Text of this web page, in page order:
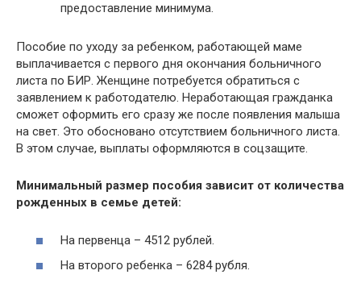
предоставление минимума.
Пособие по уходу за ребенком, работающей маме
выплачивается с первого дня окончания больничного
листа по БИР. Женщине потребуется обратиться с
заявлением к работодателю. Неработающая гражданка
сможет оформить его сразу же после появления малыша
на свет. Это обосновано отсутствием больничного листа.
В этом случае, выплаты оформляются в соцзащите.
Минимальный размер пособия зависит от количества
рожденных в семье детей:
На первенца – 4512 рублей.
На второго ребенка – 6284 рубля.